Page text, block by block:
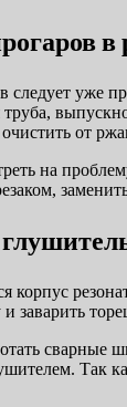
в
уже
от
на
корпус
заварить
Так